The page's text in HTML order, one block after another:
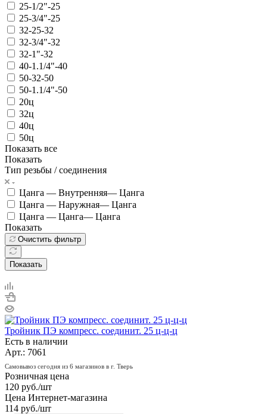
25-1/2"-25
25-3/4"-25
32-25-32
32-3/4"-32
32-1"-32
40-1.1/4"-40
50-32-50
50-1.1/4"-50
20ц
32ц
40ц
50ц
Показать все
Показать
Тип резьбы / соединения
Цанга — Внутренняя— Цанга
Цанга — Наружная— Цанга
Цанга — Цанга— Цанга
Показать
Очистить фильтр
Показать
Тройник ПЭ компресс. соединит. 25 ц-ц-ц
Есть в наличии
Арт.: 7061
Самовывоз сегодня из 6 магазинов в г. Тверь
Розничная цена
120 руб./шт
Цена Интернет-магазина
114 руб./шт